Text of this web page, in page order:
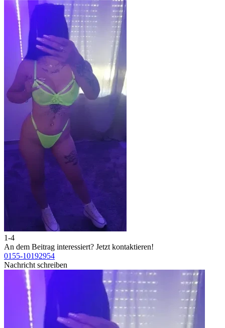
1-4
An dem Beitrag interessiert? Jetzt kontaktieren!
0155-10192954
Nachricht schreiben